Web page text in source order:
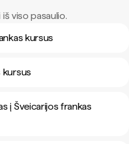
viso pasaulio.
kursus
kursus
į Šveicarijos frankas